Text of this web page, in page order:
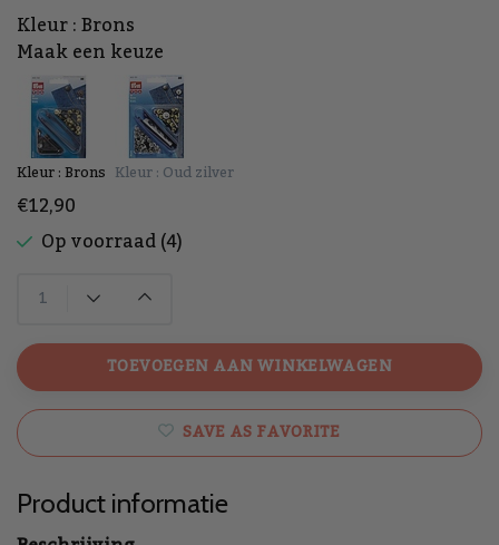
Kleur : Brons
Maak een keuze
Kleur : Brons Kleur : Oud zilver
€12,90
Op voorraad (4)
TOEVOEGEN AAN WINKELWAGEN
SAVE AS FAVORITE
Product informatie